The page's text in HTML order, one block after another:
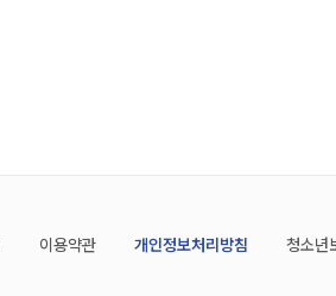
이용약관 개인정보처리방침 청소년